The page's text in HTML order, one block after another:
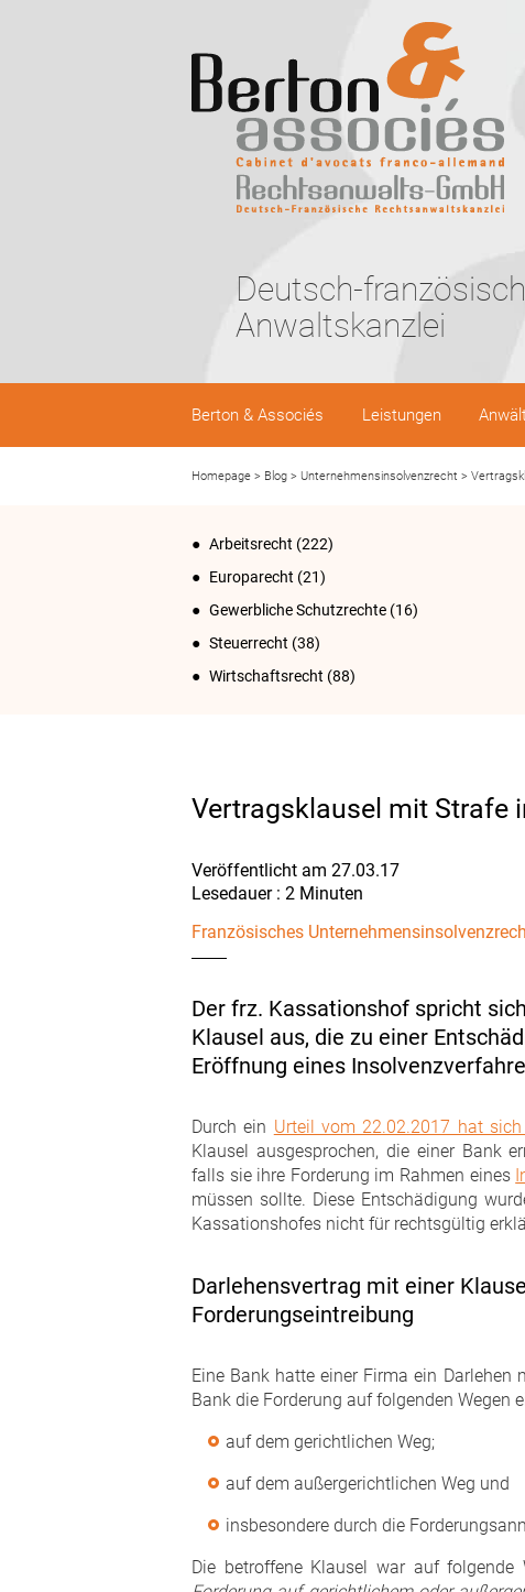
Deutsch-
Anwaltskanzlei
Berton & Associés Leistungen
Homepage > Blog > Unternehmensinsolvenzrecht >
Arbeitsrecht (222)
Europarecht (21)
Gewerbliche Schutzrechte (16)
Steuerrecht (38)
Wirtschaftsrecht (88)
Vertragsklausel mit Strafe
Veröffentlicht am 27.03.17
Französisches
Der frz. Kassationshof spricht
Klausel aus, die zu einer
Eröffnung eines
Durch ein Urteil vom 22.02.2017 hat
Klausel ausgesprochen, die einer Bank
falls sie ihre Forderung im Rahmen eines
müssen sollte. Diese Entschädigung
Kassationshofes nicht für rechtsgültig
Darlehensvertrag mit einer
Forderungseintreibung
Eine Bank hatte einer Firma ein
Bank die Forderung auf folgenden Wegen
auf dem gerichtlichen Weg;
auf dem außergerichtlichen Weg und
insbesondere durch die
Die betroffene Klausel war auf folgende